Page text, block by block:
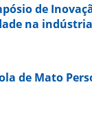
de
na
de Mato